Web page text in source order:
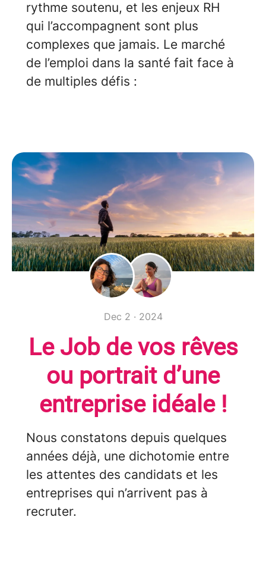
rythme soutenu, et les enjeux RH
qui l’accompagnent sont plus
complexes que jamais. Le marché
de l’emploi dans la santé fait face à
de multiples défis :
Dec 2 · 2024
Le Job de vos rêves
ou portrait d’une
entreprise idéale !
Nous constatons depuis quelques
années déjà, une dichotomie entre
les attentes des candidats et les
entreprises qui n’arrivent pas à
recruter.